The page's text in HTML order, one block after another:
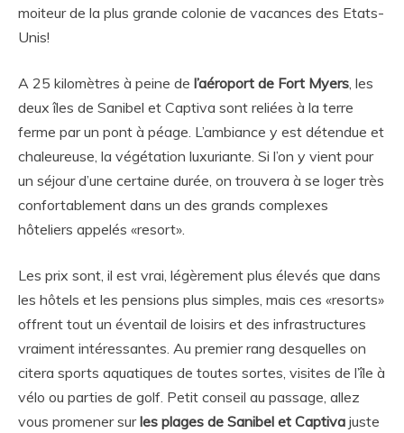
moiteur de la plus grande colonie de vacances des Etats-
Unis!
A 25 kilomètres à peine de l’aéroport de Fort Myers , les
deux îles de Sanibel et Captiva sont reliées à la terre
ferme par un pont à péage. L’ambiance y est détendue et
chaleureuse, la végétation luxuriante. Si l’on y vient pour
un séjour d’une certaine durée, on trouvera à se loger très
confortablement dans un des grands complexes
hôteliers appelés «resort».
Les prix sont, il est vrai, légèrement plus élevés que dans
les hôtels et les pensions plus simples, mais ces «resorts»
offrent tout un éventail de loisirs et des infrastructures
vraiment intéressantes. Au premier rang desquelles on
citera sports aquatiques de toutes sortes, visites de l’île à
vélo ou parties de golf. Petit conseil au passage, allez
vous promener surles plages de Sanibel et Captiva juste